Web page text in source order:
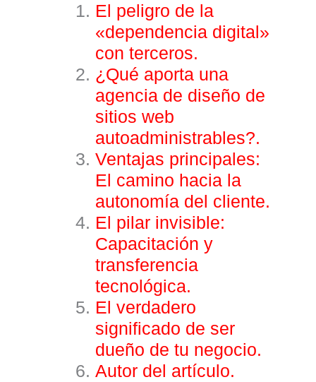
El peligro de la
«dependencia digital»
con terceros.
¿Qué aporta una
agencia de diseño de
sitios web
autoadministrables?.
Ventajas principales:
El camino hacia la
autonomía del cliente.
El pilar invisible:
Capacitación y
transferencia
tecnológica.
El verdadero
significado de ser
dueño de tu negocio.
Autor del artículo.